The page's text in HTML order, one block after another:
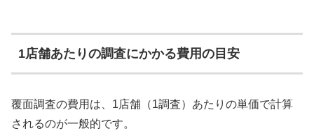
1店舗あたりの調査にかかる費用の目安
覆面調査の費用は、1店舗（1調査）あたりの単価で計算
されるのが一般的です。